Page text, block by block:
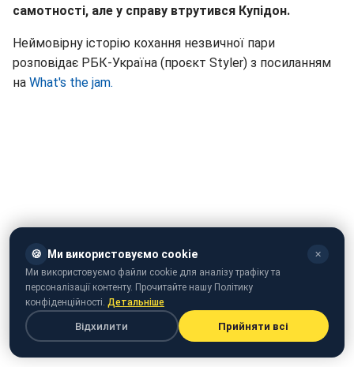
самотності, але у справу втрутився Купідон.
Неймовірну історію кохання незвичної пари
розповідає РБК-Україна (проєкт Styler) з посиланням
на What's the jam.
🍪 Ми використовуємо cookie ✕
Ми використовуємо файли cookie для аналізу трафіку та
персоналізації контенту. Прочитайте нашу Політику
конфіденційності. Детальніше
Відхилити Прийняти всі